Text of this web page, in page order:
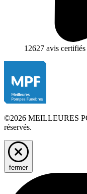
12627 avis
©2026 MEILLEURES
réservés.
fermer